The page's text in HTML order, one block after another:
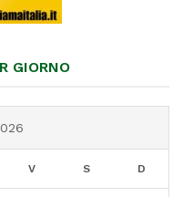
GIORNO
V S D